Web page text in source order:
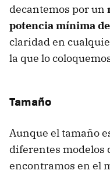
decantemos por un
potencia mínima
claridad en
la que lo
Tamaño
Aunque el tamaño
diferentes modelos
encontramos en el